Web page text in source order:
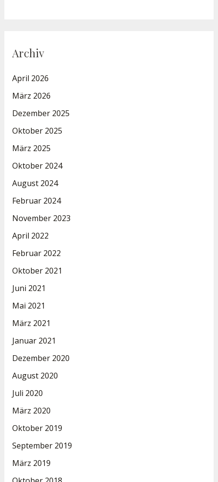
Archiv
April 2026
März 2026
Dezember 2025
Oktober 2025
März 2025
Oktober 2024
August 2024
Februar 2024
November 2023
April 2022
Februar 2022
Oktober 2021
Juni 2021
Mai 2021
März 2021
Januar 2021
Dezember 2020
August 2020
Juli 2020
März 2020
Oktober 2019
September 2019
März 2019